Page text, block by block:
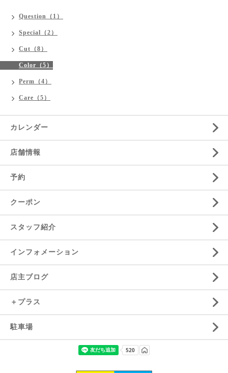
Question（1）
Special（2）
Cut（8）
Color（5）
Perm（4）
Care（5）
カレンダー
店舗情報
予約
クーポン
スタッフ紹介
インフォメーション
店主ブログ
＋プラス
駐車場